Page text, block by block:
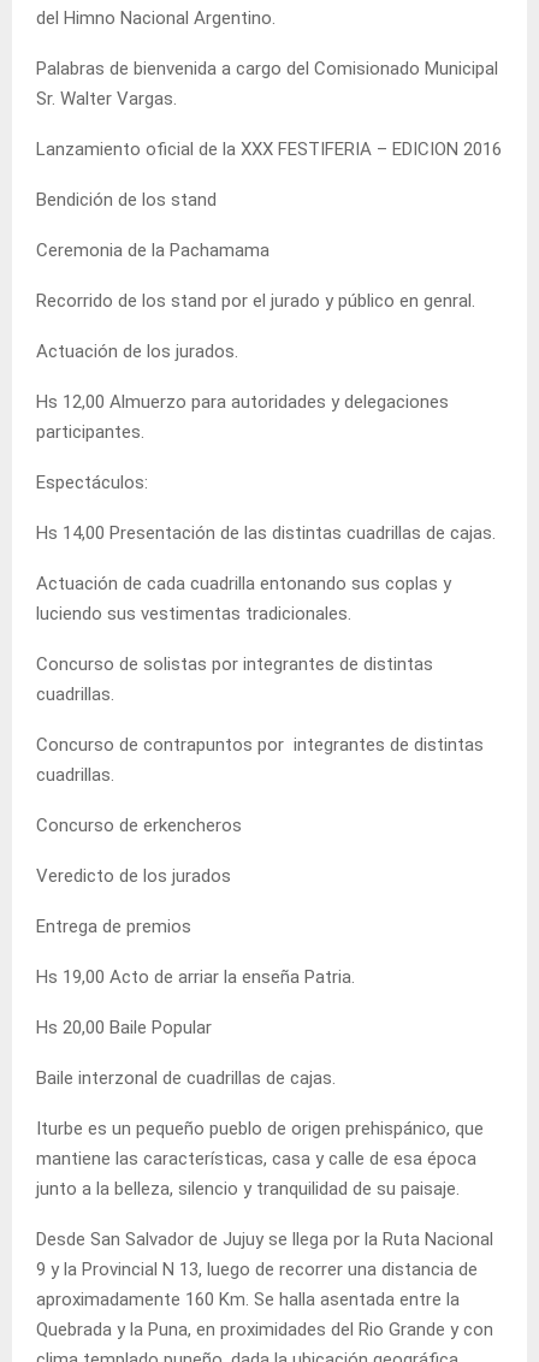
del Himno Nacional Argentino.
Palabras de bienvenida a cargo del Comisionado Municipal
Sr. Walter Vargas.
Lanzamiento oficial de la XXX FESTIFERIA – EDICION 2016
Bendición de los stand
Ceremonia de la Pachamama
Recorrido de los stand por el jurado y público en genral.
Actuación de los jurados.
Hs 12,00 Almuerzo para autoridades y delegaciones
participantes.
Espectáculos:
Hs 14,00 Presentación de las distintas cuadrillas de cajas.
Actuación de cada cuadrilla entonando sus coplas y
luciendo sus vestimentas tradicionales.
Concurso de solistas por integrantes de distintas
cuadrillas.
Concurso de contrapuntos por integrantes de distintas
cuadrillas.
Concurso de erkencheros
Veredicto de los jurados
Entrega de premios
Hs 19,00 Acto de arriar la enseña Patria.
Hs 20,00 Baile Popular
Baile interzonal de cuadrillas de cajas.
Iturbe es un pequeño pueblo de origen prehispánico, que
mantiene las características, casa y calle de esa época
junto a la belleza, silencio y tranquilidad de su paisaje.
Desde San Salvador de Jujuy se llega por la Ruta Nacional
9 y la Provincial N 13, luego de recorrer una distancia de
aproximadamente 160 Km. Se halla asentada entre la
Quebrada y la Puna, en proximidades del Rio Grande y con